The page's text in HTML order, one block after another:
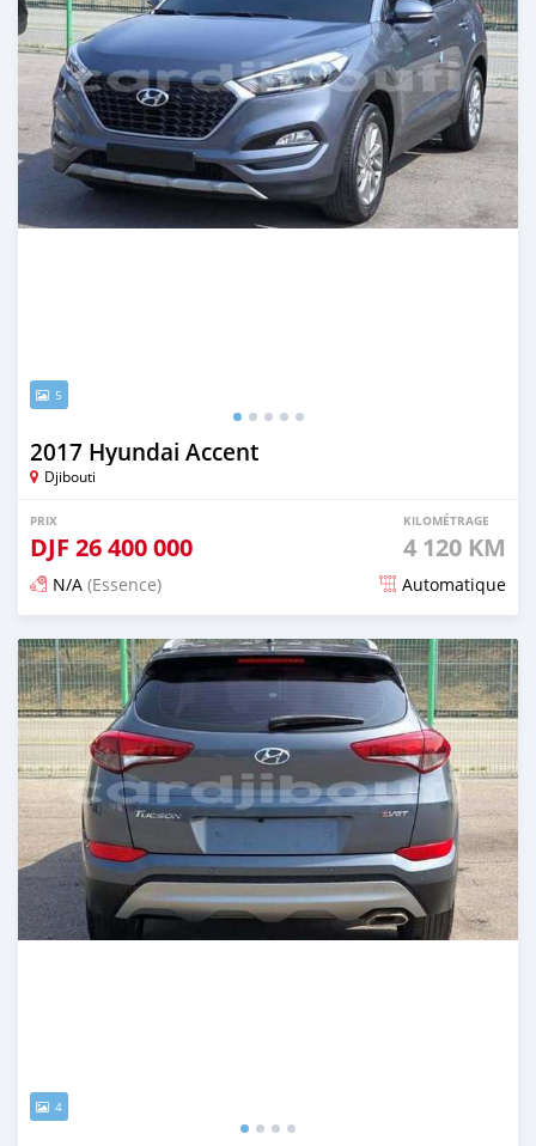
5
2017 Hyundai Accent
Djibouti
PRIX
DJF 26 400 000
KILOMÉTRAGE
4 120 KM
N/A (Essence) Automatique
Publié il y a 12 mois
4